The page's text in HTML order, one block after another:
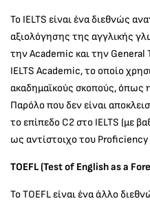
Το IELTS είναι ένα διεθνώς
αξιολόγησης της αγγλικής
την Academic και την
IELTS Academic, το οποίο
ακαδημαϊκούς σκοπούς, όπως
Παρόλο που δεν είναι
το επίπεδο C2 στο IELTS (με
ως αντίστοιχο του
TOEFL (Test of English as a
Το TOEFL είναι ένα άλλο